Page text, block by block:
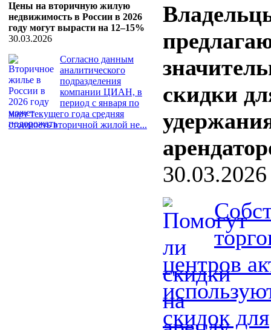
Цены на вторичную жилую
недвижимость в России в 2026
году могут вырасти на 12–15%
30.03.2026
Согласно данным
аналитического
подразделения
компании ЦИАН, в
период с января по
март текущего года средняя
стоимость вторичной жилой не...
скидки
30.03.2026
центров
скидок для